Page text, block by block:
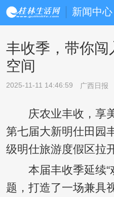
新闻中
丰收季，带你闯
空间
2025-11-11 14:46:59 广西日报
庆农业丰收，享美
第七届大新明仕田园
级明仕旅游度假区拉
本届丰收季延续“
题，打造了一场兼具